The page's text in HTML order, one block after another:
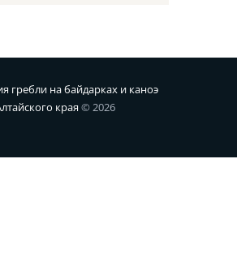
гребли на байдарках и каноэ
края © 2026